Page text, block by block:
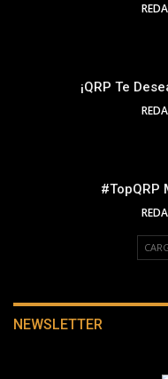
¡QRP Te
#TopQRP
NEWSLETTER